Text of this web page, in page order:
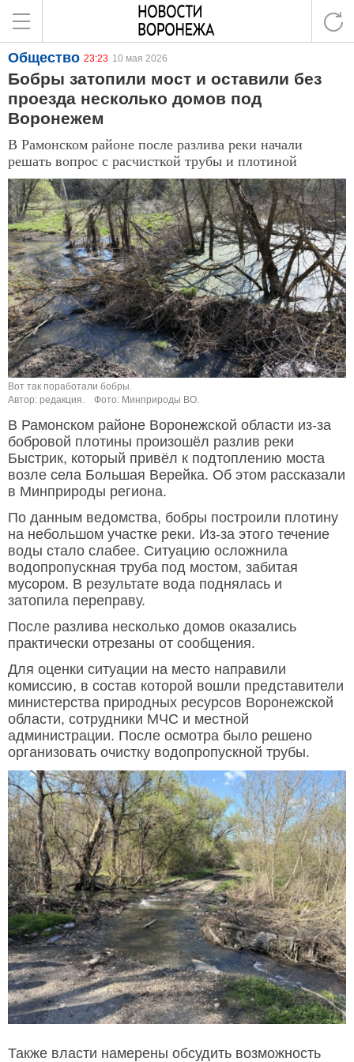
Общество 23:23 10 мая 2026
Бобры затопили мост и оставили без
проезда несколько домов под
Воронежем
В Рамонском районе после разлива реки начали
решать вопрос с расчисткой трубы и плотиной
Вот так поработали бобры.
Автор: редакция.
Фото: Минприроды ВО.
В Рамонском районе Воронежской области из-за
бобровой плотины произошёл разлив реки
Быстрик, который привёл к подтоплению моста
возле села Большая Верейка. Об этом рассказали
в Минприроды региона.
По данным ведомства, бобры построили плотину
на небольшом участке реки. Из-за этого течение
воды стало слабее. Ситуацию осложнила
водопропускная труба под мостом, забитая
мусором. В результате вода поднялась и
затопила переправу.
После разлива несколько домов оказались
практически отрезаны от сообщения.
Для оценки ситуации на место направили
комиссию, в состав которой вошли представители
министерства природных ресурсов Воронежской
области, сотрудники МЧС и местной
администрации. После осмотра было решено
организовать очистку водопропускной трубы.
Также власти намерены обсудить возможность